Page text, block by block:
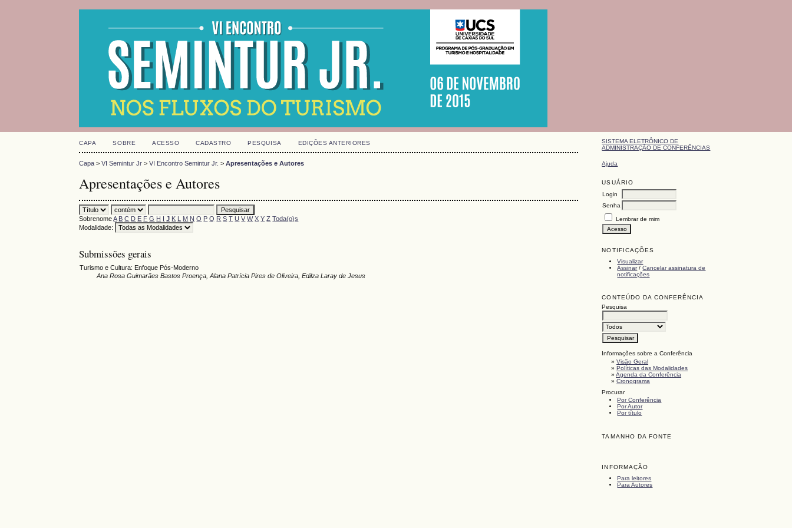
SISTEMA ELETRÔNICO DE
ADMINISTRAÇÃO DE CONFERÊNCIAS
Ajuda
USUÁRIO
Login
Senha
Lembrar de mim
NOTIFICAÇÕES
Visualizar
Assinar/Cancelar assinatura de
notificações
CONTEÚDO DA CONFERÊNCIA
Pesquisa
Informações sobre a Conferência
»Visão Geral
»Políticas das Modalidades
»Agenda da Conferência
»Cronograma
Procurar
Por Conferência
Por Autor
Por título
TAMANHO DA FONTE
INFORMAÇÃO
Para leitores
Para Autores
CAPA SOBRE ACESSO CADASTRO PESQUISA EDIÇÕES ANTERIORES
Capa >VI Semintur Jr >VI Encontro Semintur Jr. >Apresentações e Autores
Apresentações e Autores
SobrenomeA B C D E F G H I J K L M N O P Q R S T U V W X Y Z Toda(o)s
Modalidade:
Submissões gerais
Turismo e Cultura: Enfoque Pós-Moderno
Ana Rosa Guimarães Bastos Proença, Alana Patrícia Pires de Oliveira, Edilza Laray de Jesus